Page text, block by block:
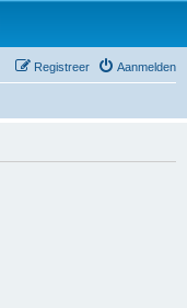
Aanmelden
Registreer